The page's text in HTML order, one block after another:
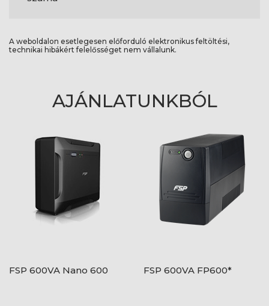
A weboldalon esetlegesen előforduló elektronikus feltöltési,
technikai hibákért felelősséget nem vállalunk.
AJÁNLATUNKBÓL
FSP 600VA Nano 600 FSP 600VA FP600*